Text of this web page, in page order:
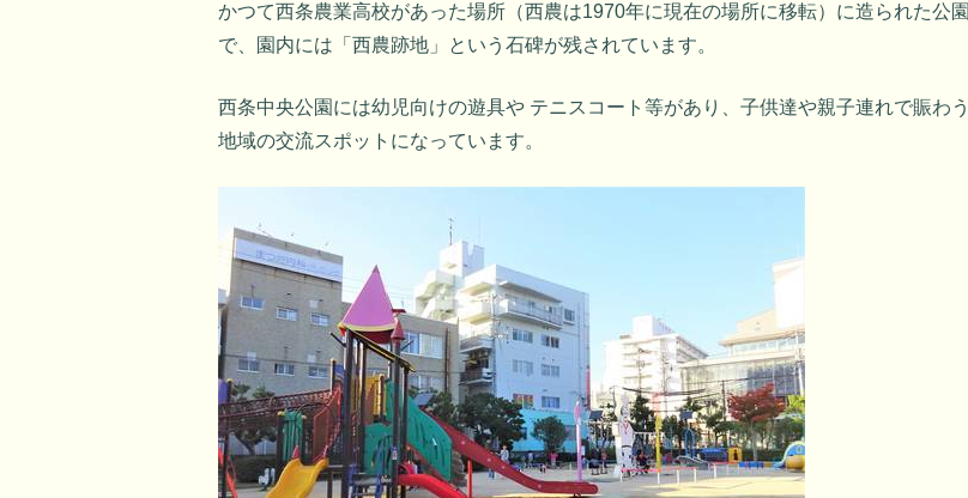
かつて西条農業高校があった場所（西農は1970年に現在の場所に移転）に造られた公園
で、園内には「西農跡地」という石碑が残されています。
西条中央公園には幼児向けの遊具や テニスコート等があり、子供達や親子連れで賑わう
地域の交流スポットになっています。